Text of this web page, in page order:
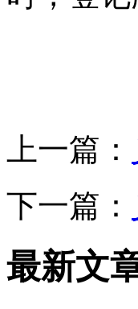
上一篇：
下一篇：
最新文